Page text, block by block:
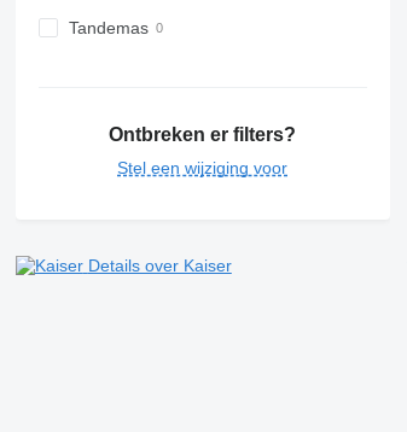
Tandemas
Ontbreken er filters?
Stel een wijziging voor
Details over Kaiser